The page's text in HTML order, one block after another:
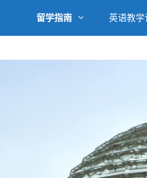
留学指南 英语教学